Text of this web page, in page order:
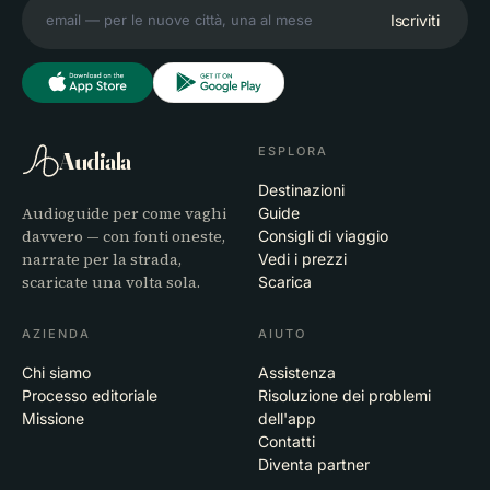
Iscriviti
Audiala
Audioguide per come vaghi
davvero — con fonti oneste,
narrate per la strada,
scaricate una volta sola.
ESPLORA
Destinazioni
Guide
Consigli di viaggio
Vedi i prezzi
Scarica
AZIENDA
Chi siamo
Processo editoriale
Missione
AIUTO
Assistenza
Risoluzione dei problemi
dell'app
Contatti
Diventa partner